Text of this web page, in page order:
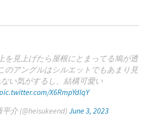
を見上げたら屋根にとまってる鳩が透
のアングルはシルエットでもあまり見
ない気がするし、結構可愛い
X6RmpYdlqY
介 (@heisukeend) June 3, 2023